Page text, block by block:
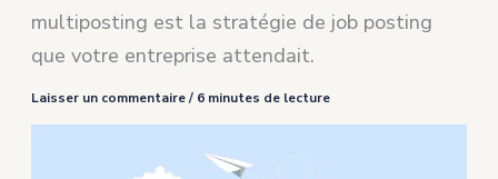
multiposting est la stratégie de job posting
que votre entreprise attendait.
Laisser un commentaire/ 6 minutes de lecture